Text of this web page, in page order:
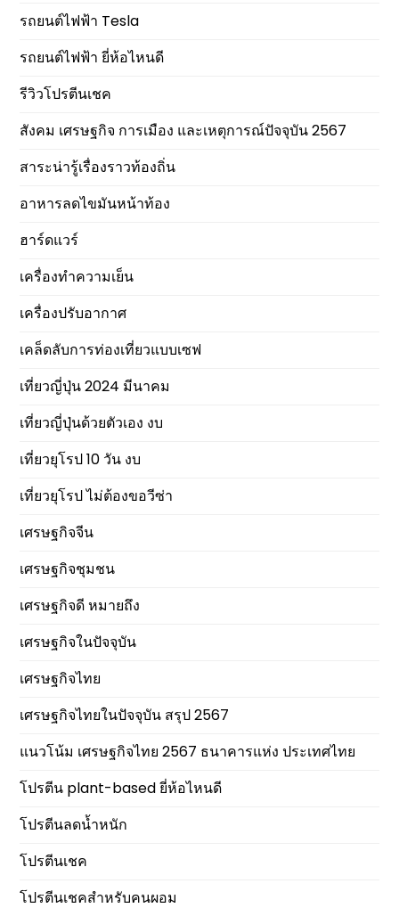
รถยนต์ไฟฟ้า Tesla
รถยนต์ไฟฟ้า ยี่ห้อไหนดี
รีวิวโปรตีนเชค
สังคม เศรษฐกิจ การเมือง และเหตุการณ์ปัจจุบัน 2567
สาระน่ารู้เรื่องราวท้องถิ่น
อาหารลดไขมันหน้าท้อง
ฮาร์ดแวร์
เครื่องทำความเย็น
เครื่องปรับอากาศ
เคล็ดลับการท่องเที่ยวแบบเซฟ
เที่ยวญี่ปุ่น 2024 มีนาคม
เที่ยวญี่ปุ่นด้วยตัวเอง งบ
เที่ยวยุโรป 10 วัน งบ
เที่ยวยุโรป ไม่ต้องขอวีซ่า
เศรษฐกิจจีน
เศรษฐกิจชุมชน
เศรษฐกิจดี หมายถึง
เศรษฐกิจในปัจจุบัน
เศรษฐกิจไทย
เศรษฐกิจไทยในปัจจุบัน สรุป 2567
แนวโน้ม เศรษฐกิจไทย 2567 ธนาคารแห่ง ประเทศไทย
โปรตีน plant-based ยี่ห้อไหนดี
โปรตีนลดน้ำหนัก
โปรตีนเชค
โปรตีนเชคสำหรับคนผอม